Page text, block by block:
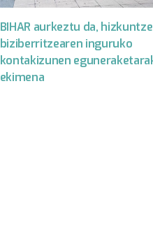
BIHAR aurkeztu da,
biziberritzearen inguruko
kontakizunen
ekimena